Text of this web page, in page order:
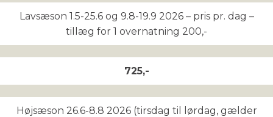
Lavsæson 1.5-25.6 og 9.8-19.9 2026 – pris pr. dag –
tillæg for 1 overnatning 200,-
725,-
Højsæson 26.6-8.8 2026 (tirsdag til lørdag, gælder